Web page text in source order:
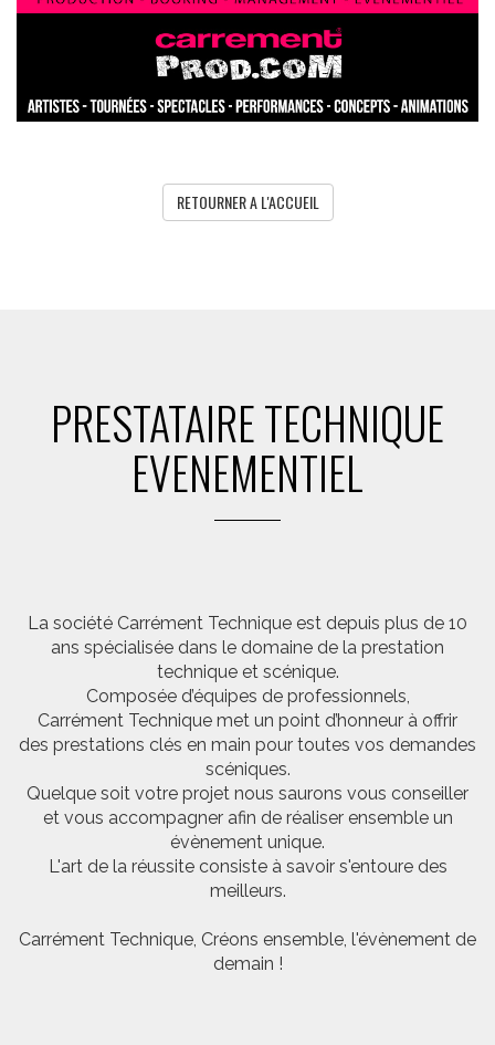
RETOURNER A L'ACCUEIL
PRESTATAIRE TECHNIQUE
EVENEMENTIEL
La société Carrément Technique est depuis plus de 10
ans spécialisée dans le domaine de la prestation
technique et scénique.
Composée d’équipes de professionnels,
Carrément Technique met un point d’honneur à offrir
des prestations clés en main pour toutes vos demandes
scéniques.
Quelque soit votre projet nous saurons vous conseiller
et vous accompagner afin de réaliser ensemble un
évènement unique.
L'art de la réussite consiste à savoir s'entoure des
meilleurs.
Carrément Technique, Créons ensemble, l'évènement de
demain !